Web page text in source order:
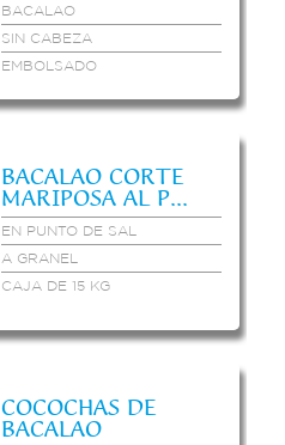
BACALAO
SIN CABEZA
EMBOLSADO
BACALAO CORTE
MARIPOSA AL P...
EN PUNTO DE SAL
A GRANEL
CAJA DE 15 KG
COCOCHAS DE
BACALAO